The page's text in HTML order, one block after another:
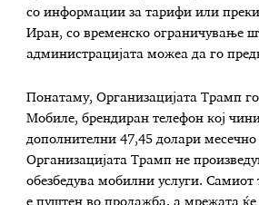
со информации за тарифи или
Иран, со временско ограничување
администрацијата можеа да го
Понатаму, Организацијата Трамп
Мобиле, брендиран телефон кој
дополнителни 47,45 долари месечно
Организацијата Трамп не
обезбедува мобилни услуги. Самиот
е пуштен во продажба, а мрежата ќе